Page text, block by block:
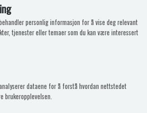
personlig informasjon for å vise deg relevant
tjenester eller temaer som du kan være interessert
dataene for å forstå hvordan nettstedet
brukeropplevelsen.